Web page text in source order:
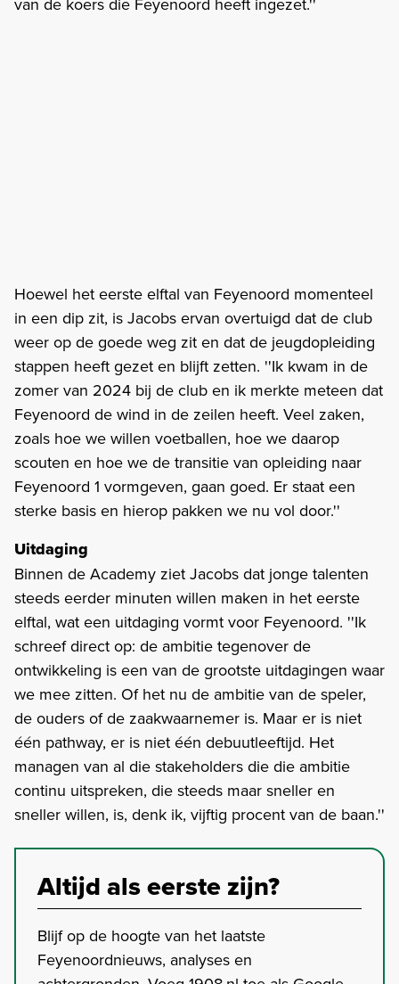
Hoewel het eerste elftal van Feyenoord momenteel
in een dip zit, is Jacobs ervan overtuigd dat de club
weer op de goede weg zit en dat de jeugdopleiding
stappen heeft gezet en blijft zetten. ''Ik kwam in de
zomer van 2024 bij de club en ik merkte meteen dat
Feyenoord de wind in de zeilen heeft. Veel zaken,
zoals hoe we willen voetballen, hoe we daarop
scouten en hoe we de transitie van opleiding naar
Feyenoord 1 vormgeven, gaan goed. Er staat een
sterke basis en hierop pakken we nu vol door.''
Uitdaging
Binnen de Academy ziet Jacobs dat jonge talenten
steeds eerder minuten willen maken in het eerste
elftal, wat een uitdaging vormt voor Feyenoord. ''Ik
schreef direct op: de ambitie tegenover de
ontwikkeling is een van de grootste uitdagingen waar
we mee zitten. Of het nu de ambitie van de speler,
de ouders of de zaakwaarnemer is. Maar er is niet
één pathway, er is niet één debuutleeftijd. Het
managen van al die stakeholders die die ambitie
continu uitspreken, die steeds maar sneller en
sneller willen, is, denk ik, vijftig procent van de baan.''
Altijd als eerste zijn?
Blijf op de hoogte van het laatste
Feyenoordnieuws, analyses en